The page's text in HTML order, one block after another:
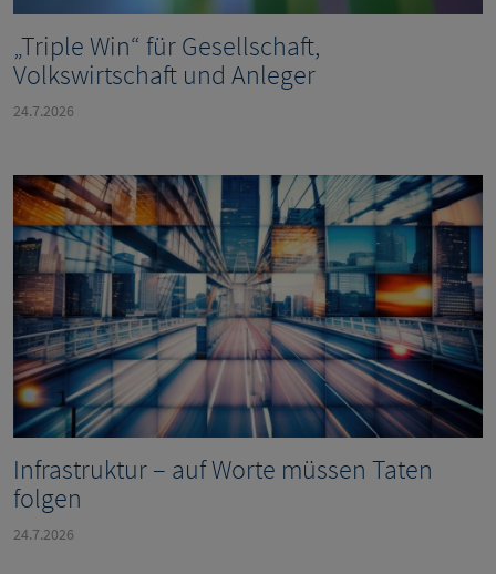
„Triple Win“ für Gesellschaft,
Volkswirtschaft und Anleger
24.7.2026
Infrastruktur – auf Worte müssen Taten
folgen
24.7.2026